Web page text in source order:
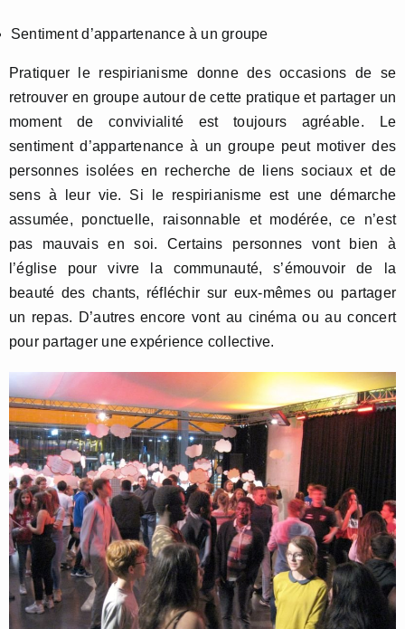
Sentiment d’appartenance à un groupe
Pratiquer le respirianisme donne des occasions de se
retrouver en groupe autour de cette pratique et partager un
moment de convivialité est toujours agréable. Le
sentiment d’appartenance à un groupe peut motiver des
personnes isolées en recherche de liens sociaux et de
sens à leur vie. Si le respirianisme est une démarche
assumée, ponctuelle, raisonnable et modérée, ce n’est
pas mauvais en soi. Certains personnes vont bien à
l’église pour vivre la communauté, s’émouvoir de la
beauté des chants, réfléchir sur eux-mêmes ou partager
un repas. D’autres encore vont au cinéma ou au concert
pour partager une expérience collective.